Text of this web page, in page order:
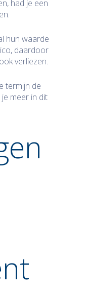
had je een
hun waarde
daardoor
verliezen.
termijn de
meer in dit